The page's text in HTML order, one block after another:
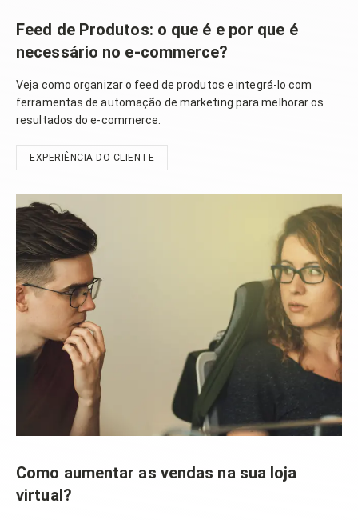
Feed de Produtos: o que é e por que é
necessário no e-commerce?
Veja como organizar o feed de produtos e integrá-lo com
ferramentas de automação de marketing para melhorar os
resultados do e-commerce.
EXPERIÊNCIA DO CLIENTE
Como aumentar as vendas na sua loja
virtual?